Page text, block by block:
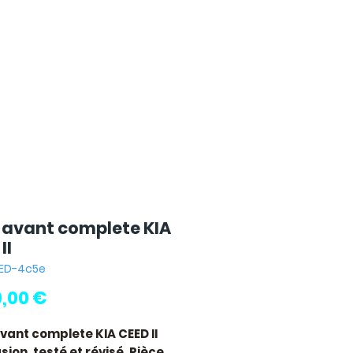
avant complete KIA
4c5e
€
complete KIA CEED II